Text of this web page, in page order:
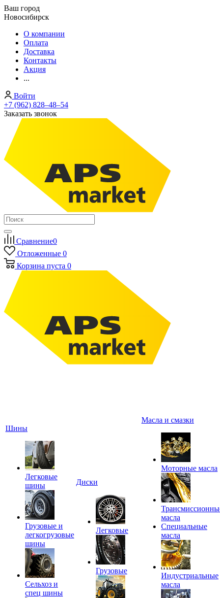
Ваш город
Новосибирск
О компании
Оплата
Доставка
Контакты
Акция
...
Войти
+7 (962) 828‒48‒54
Заказать звонок
Сравнение0
Отложенные 0
Корзина пуста 0
Шины
Легковые
шины
Грузовые и
легкогрузовые
шины
Сельхоз и
спец шины
Диски
Легковые
Грузовые
Масла и смазки
Моторные масла
масла
Специальные
масла
Индустриальные
масла